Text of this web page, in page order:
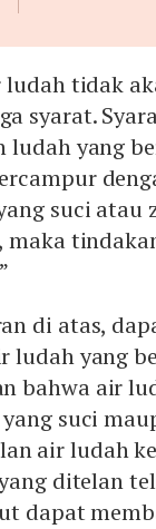
ludah tidak
syarat.
ludah yang
suci atau
maka
di atas,
ludah yang
bahwa air
suci
air ludah
ditelan
dapat